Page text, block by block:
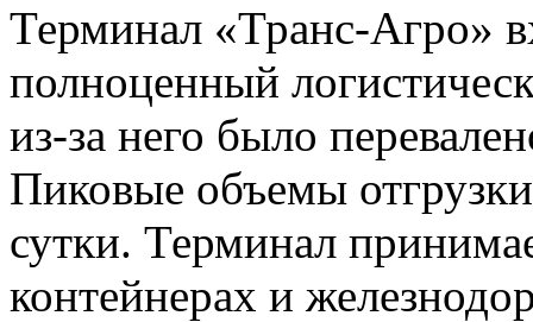
Терминал «Транс-Агро»
полноценный
из-за него было
Пиковые объемы
сутки. Терминал
контейнерах и